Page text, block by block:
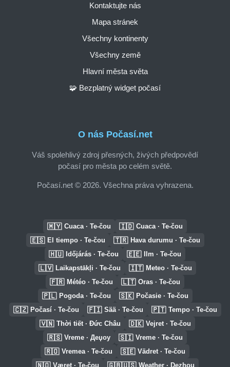
O nás Počasí.net
Váš spolehlivý zdroj přesných, živých předpovědí
počasí pro města po celém světě.
Počasí.net © 2026. Všechna práva vyhrazena.
Kontaktujte nás
Mapa stránek
Všechny kontinenty
Všechny země
Hlavní města světa
🧩 Bezplatný widget počasí
🇲🇾 Cuaca · Te-čou 🇮🇩 Cuaca · Te-čou
🇪🇸 El tiempo · Te-čou 🇹🇷 Hava durumu · Te-čou
🇭🇺 Időjárás · Te-čou 🇪🇪 Ilm · Te-čou
🇱🇻 Laikapstākļi · Te-čou 🇮🇹 Meteo · Te-čou
🇫🇷 Météo · Te-čou 🇱🇹 Oras · Te-čou
🇵🇱 Pogoda · Te-čou 🇸🇰 Počasie · Te-čou
🇨🇿 Počasí · Te-čou 🇫🇮 Sää · Te-čou 🇵🇹 Tempo · Te-čou
🇻🇳 Thời tiết · Đức Châu 🇩🇰 Vejret · Te-čou
🇷🇸 Vreme · Деџоу 🇸🇮 Vreme · Te-čou
🇷🇴 Vremea · Te-čou 🇸🇪 Vädret · Te-čou
🇳🇴 Været · Te-čou 🇬🇧🇺🇸 Weather · Dezhou